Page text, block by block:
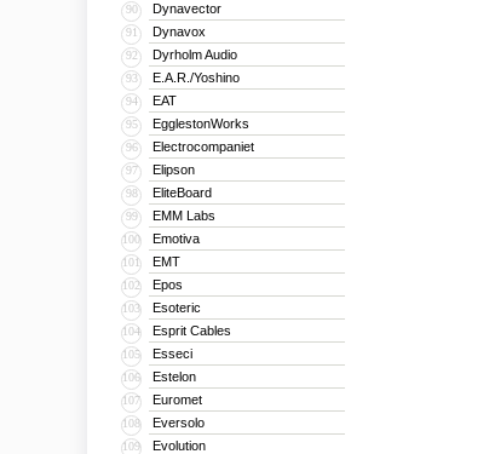
90 Dynavector
91 Dynavox
92 Dyrholm Audio
93 E.A.R./Yoshino
94 EAT
95 EgglestonWorks
96 Electrocompaniet
97 Elipson
98 EliteBoard
99 EMM Labs
100 Emotiva
101 EMT
102 Epos
103 Esoteric
104 Esprit Cables
105 Esseci
106 Estelon
107 Euromet
108 Eversolo
109 Evolution